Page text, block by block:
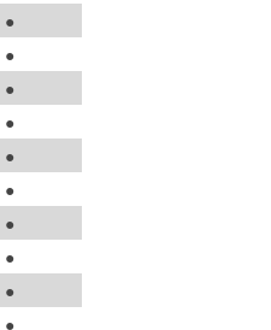
●
●
●
●
●
●
●
●
●
●